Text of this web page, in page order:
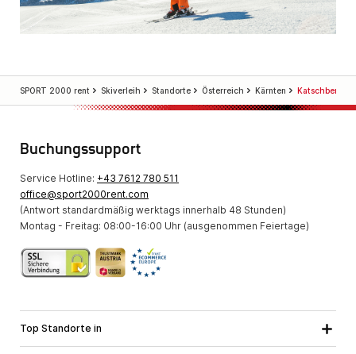
SPORT 2000 rent Skiverleih Standorte Österreich Kärnten Katschberg
Buchungssupport
Service Hotline: +43 7612 780 511
office@sport2000rent.com
(Antwort standardmäßig werktags innerhalb 48 Stunden)
Montag - Freitag: 08:00-16:00 Uhr (ausgenommen Feiertage)
Top Standorte in